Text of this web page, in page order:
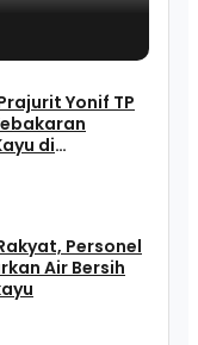
Yonif TP
di
Personel
Air Bersih